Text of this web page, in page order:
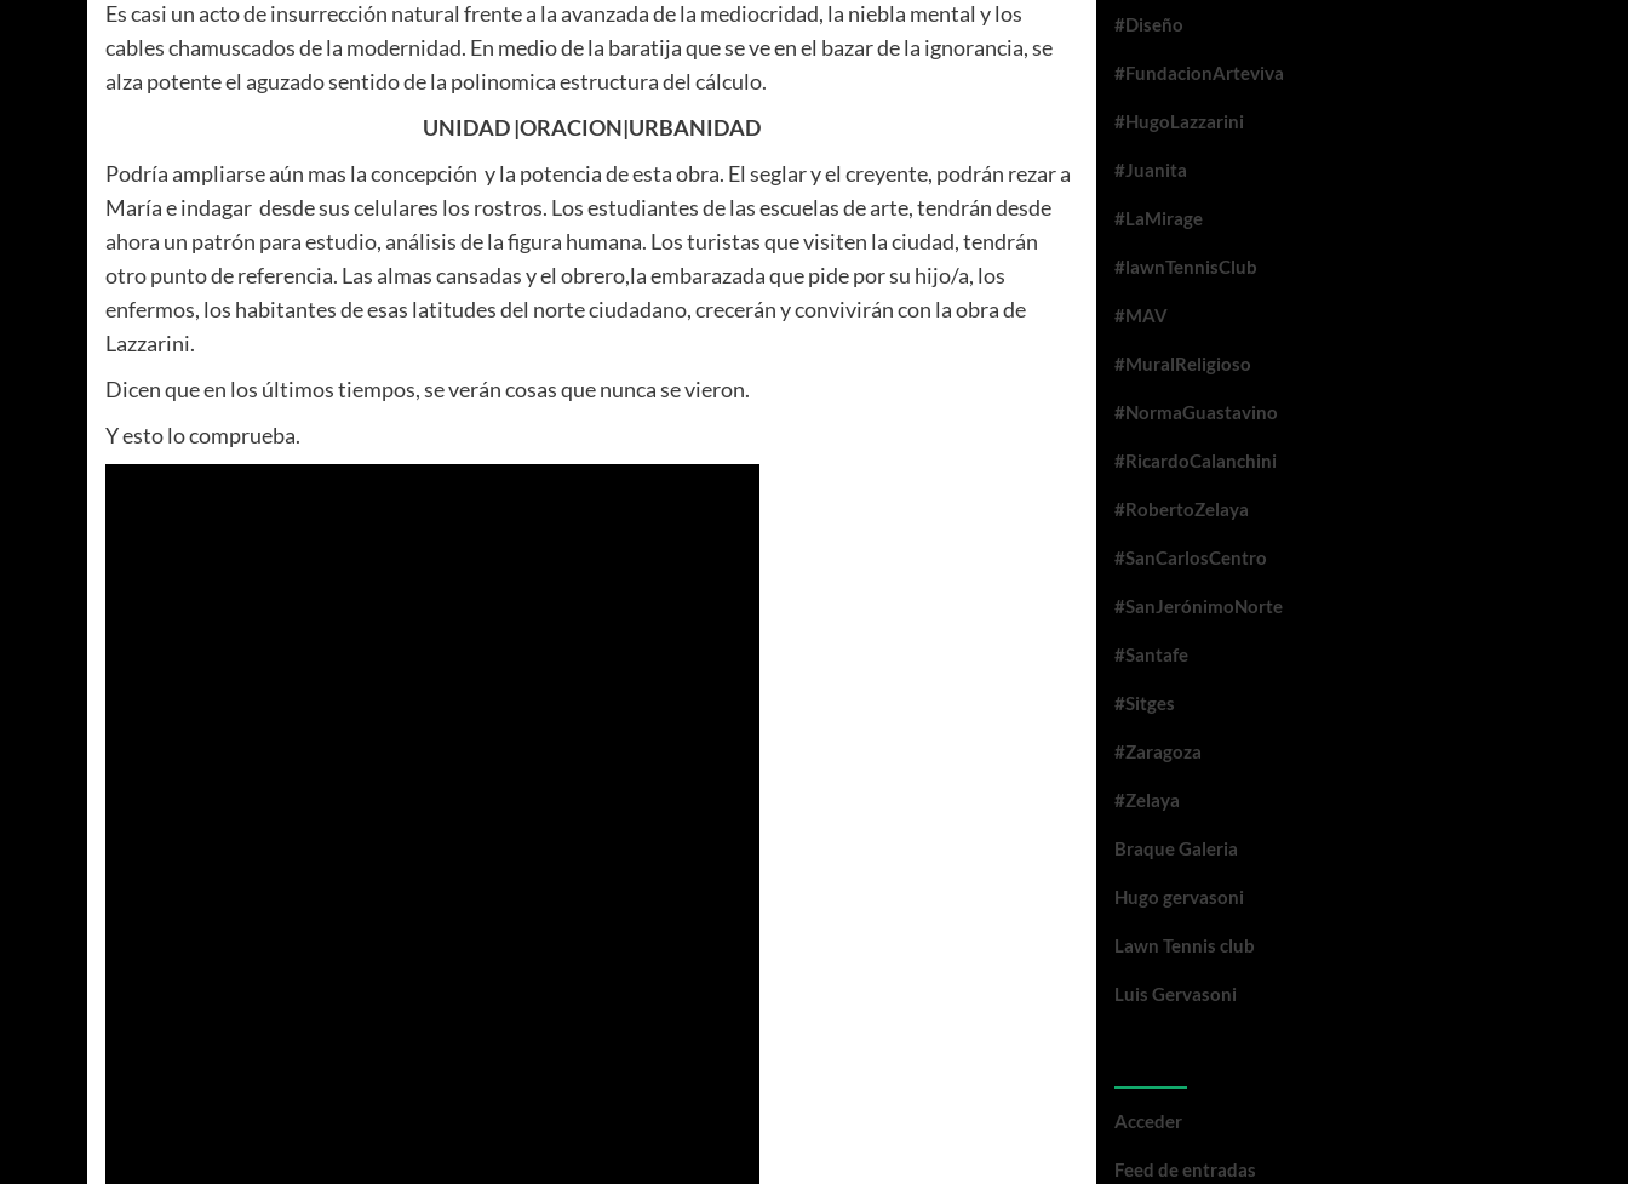
Es casi un acto de insurrección natural frente a la avanzada de la mediocridad, la niebla mental y los
cables chamuscados de la modernidad. En medio de la baratija que se ve en el bazar de la ignorancia, se
alza potente el aguzado sentido de la polinomica estructura del cálculo.
UNIDAD |ORACION|URBANIDAD
Podría ampliarse aún mas la concepción y la potencia de esta obra. El seglar y el creyente, podrán rezar a
María e indagar desde sus celulares los rostros. Los estudiantes de las escuelas de arte, tendrán desde
ahora un patrón para estudio, análisis de la figura humana. Los turistas que visiten la ciudad, tendrán
otro punto de referencia. Las almas cansadas y el obrero,la embarazada que pide por su hijo/a, los
enfermos, los habitantes de esas latitudes del norte ciudadano, crecerán y convivirán con la obra de
Lazzarini.
Dicen que en los últimos tiempos, se verán cosas que nunca se vieron.
Y esto lo comprueba.
#Diseño
#FundacionArteviva
#HugoLazzarini
#Juanita
#LaMirage
#lawnTennisClub
#MAV
#MuralReligioso
#NormaGuastavino
#RicardoCalanchini
#RobertoZelaya
#SanCarlosCentro
#SanJerónimoNorte
#Santafe
#Sitges
#Zaragoza
#Zelaya
Braque Galeria
Hugo gervasoni
Lawn Tennis club
Luis Gervasoni
Acceder
Feed de entradas